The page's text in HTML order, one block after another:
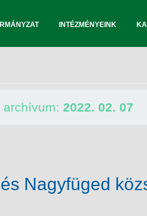
INTÉZMÉNYEINK
archívum: 2022. 02. 07
Nagyfüged